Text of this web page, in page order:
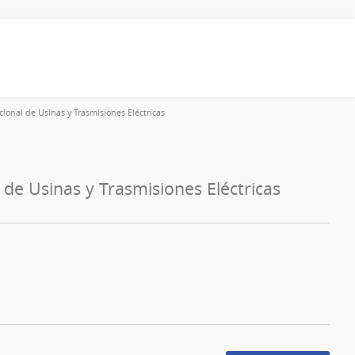
de Usinas y Trasmisiones Eléctricas
Usinas y Trasmisiones Eléctricas